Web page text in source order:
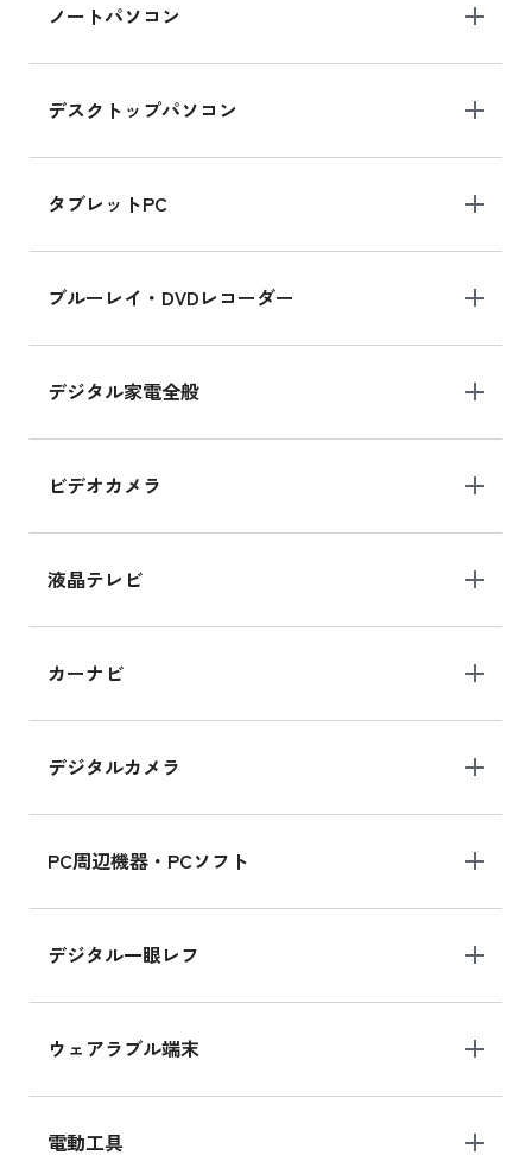
ノートパソコン
デスクトップパソコン
タブレットPC
ブルーレイ・DVDレコーダー
デジタル家電全般
ビデオカメラ
液晶テレビ
カーナビ
デジタルカメラ
PC周辺機器・PCソフト
デジタル一眼レフ
ウェアラブル端末
電動工具
ら
iPad mini シリーズ 2024
iPad mini 8.3インチ の新品買取価格
iPhone 16 シリーズ
iPhone 16 の新品買取価格
iPad Air 11インチ シリーズ
iPad Air 11インチ の新品買取価格
iPhone 15 128GB シリーズ
iPhone 15 128GB の新品買取価格
MK2K3J/Aの新品買取価格はこちら